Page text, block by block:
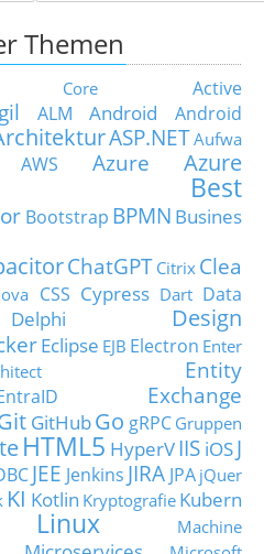
Themen
Core
Active
ALM Android
Android
ASP.NETAufwa
AWS Azure
Azure
Best
Bootstrap BPMN Busines
ChatGPT Citrix Clea
CSS Cypress Dart Data
Delphi
Design
Eclipse EJB Electron Enter
Entity
Exchange
GitHubGo gRPC Gruppen
HTML5 HyperVIIS iOSJ
JEE Jenkins JIRA JPA jQuer
KI Kotlin Kryptografie Kubern
Linux
Machine